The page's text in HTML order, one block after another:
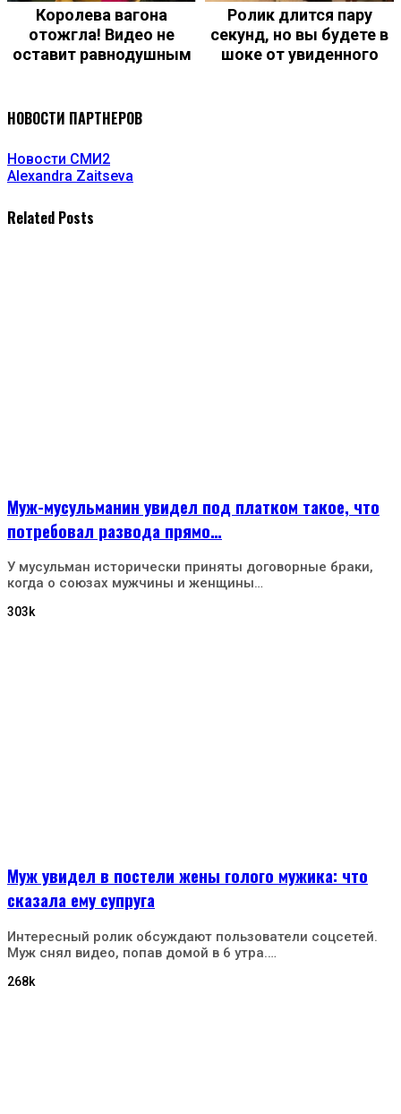
Королева вагона
отожгла! Видео не
оставит равнодушным
Ролик длится пару
секунд, но вы будете в
шоке от увиденного
НОВОСТИ ПАРТНЕРОВ
Новости СМИ2
Alexandra Zaitseva
Related Posts
Муж-мусульманин увидел под платком такое, что
потребовал развода прямо…
У мусульман исторически приняты договорные браки,
когда о союзах мужчины и женщины…
303k
Муж увидел в постели жены голого мужика: что
сказала ему супруга
Интересный ролик обсуждают пользователи соцсетей.
Муж снял видео, попав домой в 6 утра.…
268k